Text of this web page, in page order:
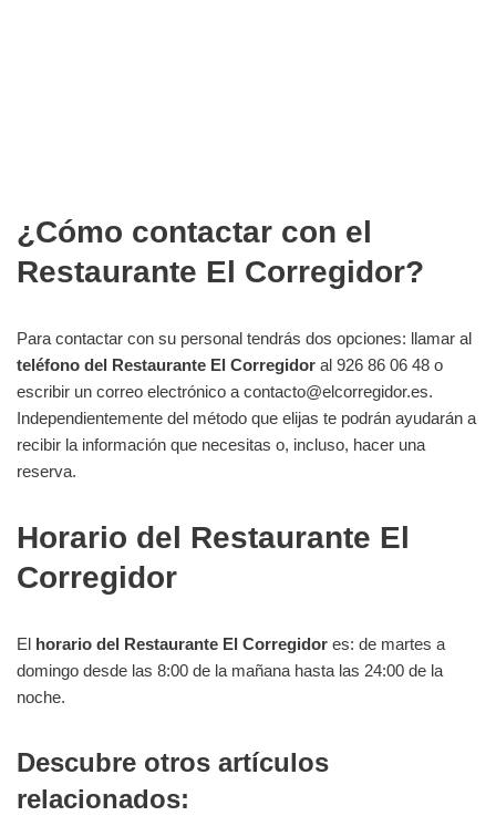
¿Cómo contactar con el
Restaurante El Corregidor?
Para contactar con su personal tendrás dos opciones: llamar al
teléfono del Restaurante El Corregidor al 926 86 06 48 o
escribir un correo electrónico a contacto@elcorregidor.es.
Independientemente del método que elijas te podrán ayudarán a
recibir la información que necesitas o, incluso, hacer una
reserva.
Horario del Restaurante El
Corregidor
El horario del Restaurante El Corregidor es: de martes a
domingo desde las 8:00 de la mañana hasta las 24:00 de la
noche.
Descubre otros artículos
relacionados: